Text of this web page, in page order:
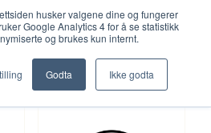
husker valgene dine og fungerer
Google Analytics 4 for å se statistikk
og brukes kun internt.
Godta Ikke godta